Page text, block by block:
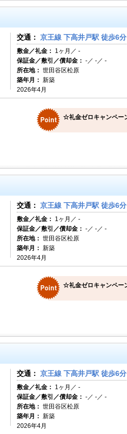
交通： 京王線 下高井戸駅 徒歩6分
敷金／礼金： 1ヶ月／ -
保証金／敷引／償却金： -／ -／ -
所在地： 世田谷区松原
築年月： 新築
2026年4月
☆礼金ゼロキャンペー
交通： 京王線 下高井戸駅 徒歩6分
敷金／礼金： 1ヶ月／ -
保証金／敷引／償却金： -／ -／ -
所在地： 世田谷区松原
築年月： 新築
2026年4月
☆礼金ゼロキャンペー
交通： 京王線 下高井戸駅 徒歩6分
敷金／礼金： 1ヶ月／ -
保証金／敷引／償却金： -／ -／ -
所在地： 世田谷区松原
築年月： 新築
2026年4月